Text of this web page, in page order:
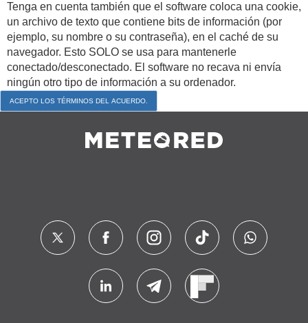
Tenga en cuenta también que el software coloca una cookie,
un archivo de texto que contiene bits de información (por
ejemplo, su nombre o su contraseña), en el caché de su
navegador. Esto SOLO se usa para mantenerle
conectado/desconectado. El software no recava ni envía
ningún otro tipo de información a su ordenador.